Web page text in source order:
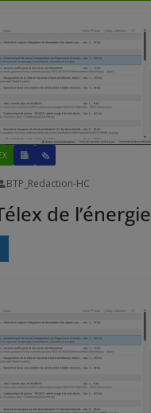
🗞
BTP_Redaction-HC
de l’énergie